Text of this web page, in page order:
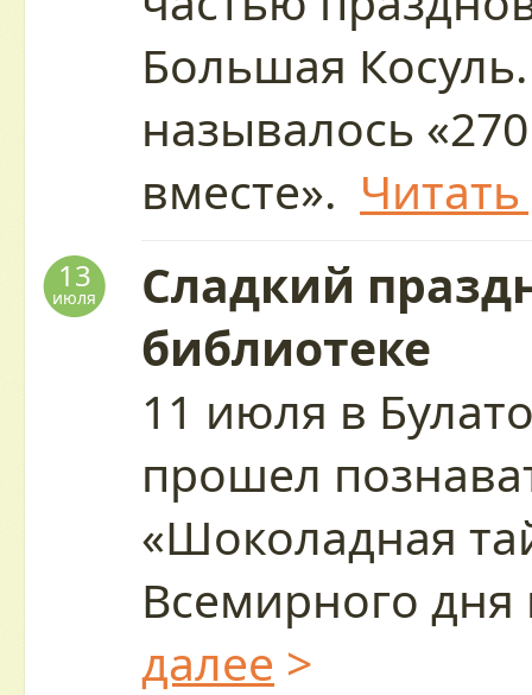
Большая
называлось
вместе».
13
июля
Сладкий
библиотеке
11 июля в
прошел
«Шоколадная
Всемирного
далее >